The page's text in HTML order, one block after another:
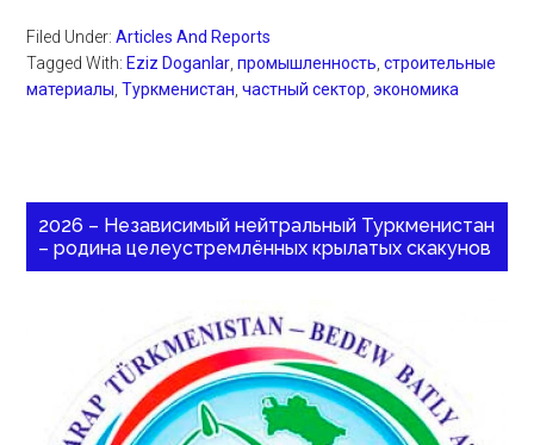
Filed Under:Articles And Reports
Tagged With: Eziz Doganlar ,промышленность ,строительные
материалы ,Туркменистан ,частный сектор ,экономика
2026 – Независимый нейтральный Туркменистан
– родина целеустремлённых крылатых скакунов